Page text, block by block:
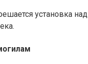
установка